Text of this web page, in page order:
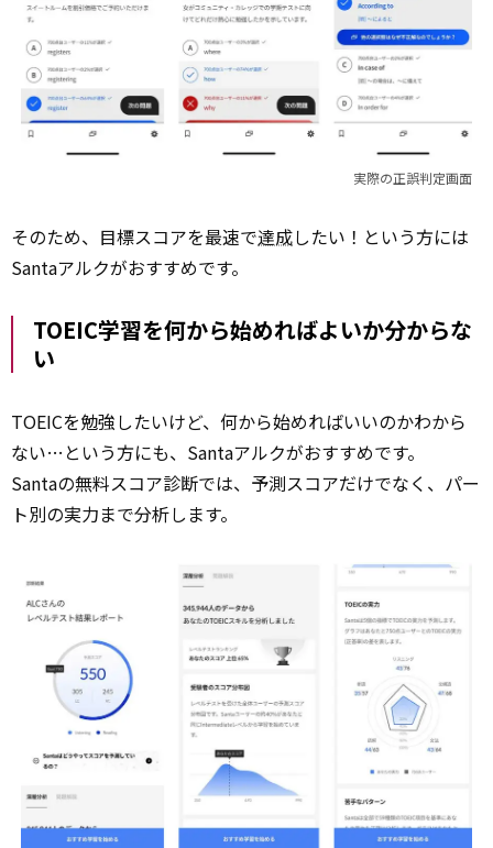
実際の正誤判定画面
そのため、目標スコアを最速で達成したい！という方には
Santaアルクがおすすめです。
TOEIC学習を何から始めればよいか分からな
い
TOEICを勉強したいけど、何から始めればいいのかわから
ない…という方にも、Santaアルクがおすすめです。
Santaの無料スコア診断では、予測スコアだけでなく、パー
ト別の実力まで分析します。